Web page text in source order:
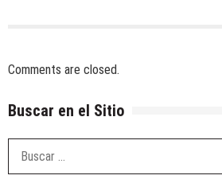
Comments are closed.
Buscar en el Sitio